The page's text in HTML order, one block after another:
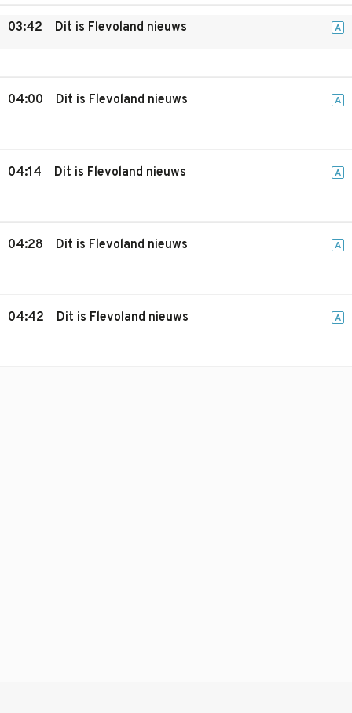
03:42 Dit is Flevoland nieuws A
04:00 Dit is Flevoland nieuws A
04:14 Dit is Flevoland nieuws A
04:28 Dit is Flevoland nieuws A
04:42 Dit is Flevoland nieuws A